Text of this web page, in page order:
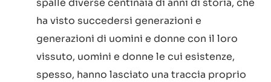
spalle diverse centinaia di anni di storia, che
ha visto succedersi generazioni e
generazioni di uomini e donne con il loro
vissuto, uomini e donne le cui esistenze,
spesso, hanno lasciato una traccia proprio